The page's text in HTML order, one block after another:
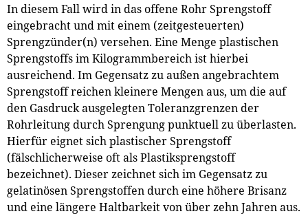
In diesem Fall wird in das offene Rohr Sprengstoff
eingebracht und mit einem (zeitgesteuerten)
Sprengzünder(n) versehen. Eine Menge plastischen
Sprengstoffs im Kilogrammbereich ist hierbei
ausreichend. Im Gegensatz zu außen angebrachtem
Sprengstoff reichen kleinere Mengen aus, um die auf
den Gasdruck ausgelegten Toleranzgrenzen der
Rohrleitung durch Sprengung punktuell zu überlasten.
Hierfür eignet sich plastischer Sprengstoff
(fälschlicherweise oft als Plastiksprengstoff
bezeichnet). Dieser zeichnet sich im Gegensatz zu
gelatinösen Sprengstoffen durch eine höhere Brisanz
und eine längere Haltbarkeit von über zehn Jahren aus.